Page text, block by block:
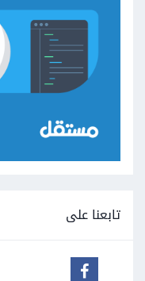
تابعنا على